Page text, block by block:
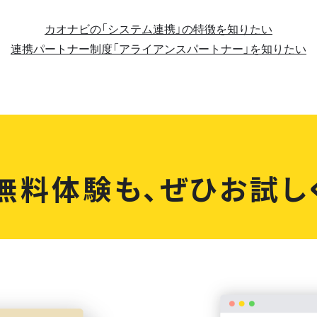
カオナビの「システム連携」の特徴を知りたい
連携パートナー制度「アライアンスパートナー」を知りたい
料体験も、ぜひお試し